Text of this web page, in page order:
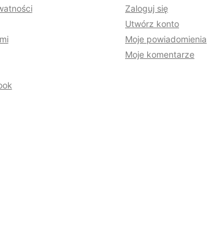
Zaloguj się
Utwórz konto
Moje powiadomienia
Moje komentarze